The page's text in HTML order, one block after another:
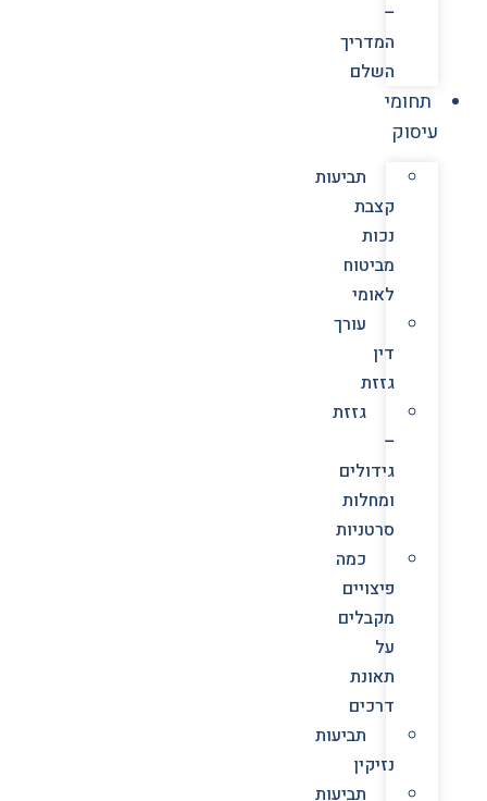
–
המדריך
השלם
תחומי
עיסוק
תביעות
קצבת
נכות
מביטוח
לאומי
עורך
דין
גזזת
גזזת
–
גידולים
ומחלות
סרטניות
כמה
פיצויים
מקבלים
על
תאונת
דרכים
תביעות
נזיקין
תביעות